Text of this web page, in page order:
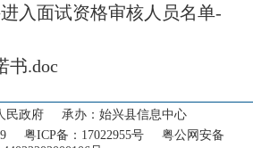
首页
新闻动态 ‹
入面试资格审核人员名单-
书.doc
民政府 承办：始兴县信息中心
粤ICP备：17022955号 粤公网安备